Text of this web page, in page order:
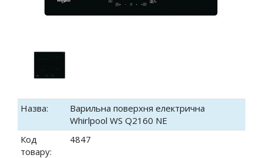
Назва:
Варильна поверхня електрична
Whirlpool WS Q2160 NE
Код
товару:
4847